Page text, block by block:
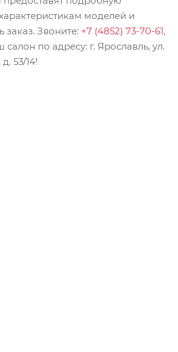
моделей и
заказ. Звоните: +7 (4852) 73-70-61,
по адресу: г. Ярославль, ул.
53/14!